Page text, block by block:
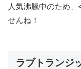
人気沸騰中のため
せんね！
ラブトランジ